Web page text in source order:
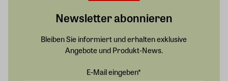
Newsletter abonnieren
Bleiben Sie informiert und erhalten exklusive
Angebote und Produkt-News.